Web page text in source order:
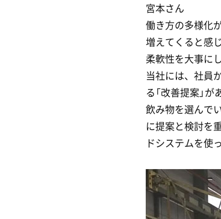
宮本さん
働き方の多様化
増えてくると感
柔軟性を大事に
当社には、社員
る「改善提案」
飲み物を選んで
に提案と検討を
ドシステムを使